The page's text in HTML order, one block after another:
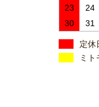
23
24
30
31
定休
ミト